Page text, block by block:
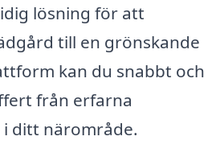
lösning för att
till en grönskande
kan du snabbt och
från erfarna
ditt närområde.